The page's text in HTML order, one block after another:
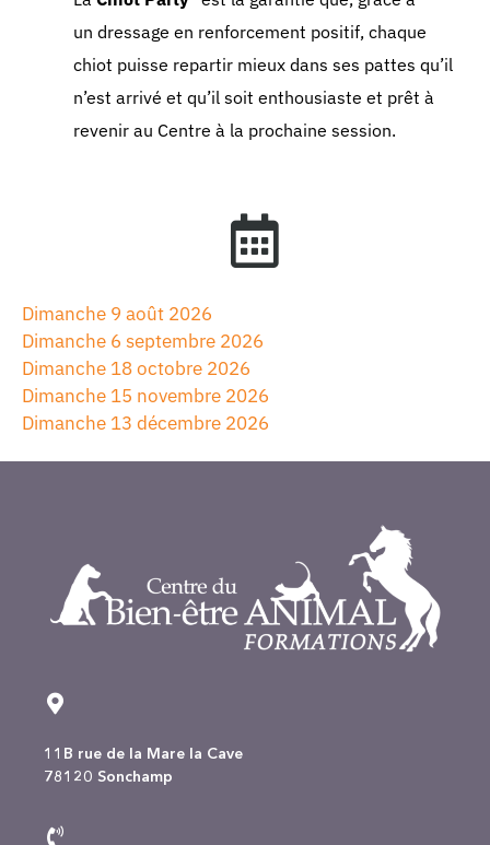
un dressage en renforcement positif, chaque
chiot puisse repartir mieux dans ses pattes qu’il
n’est arrivé et qu’il soit enthousiaste et prêt à
revenir au Centre à la prochaine session.
Dimanche 9 août 2026
Dimanche 6 septembre 2026
Dimanche 18 octobre 2026
Dimanche 15 novembre 2026
Dimanche 13 décembre 2026
11B rue de la Mare la Cave
78120 Sonchamp